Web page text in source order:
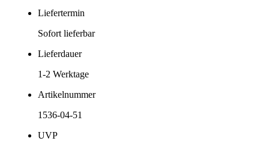
Liefertermin
Sofort lieferbar
Lieferdauer
1-2 Werktage
Artikelnummer
1536-04-51
UVP